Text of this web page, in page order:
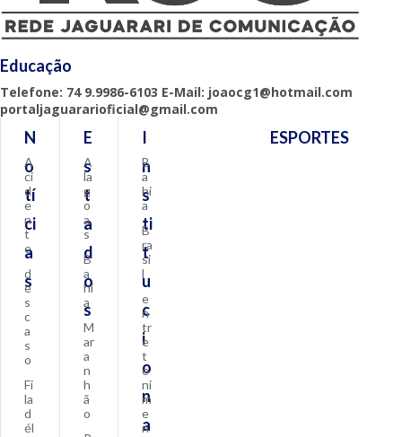
Educação
Telefone: 74 9.9986-6103 E-Mail: joaocg1@hotmail.com
portaljaguararioficial@gmail.com
N
o
tí
ci
a
s
A
ci
d
e
n
t
e
d
e
s
c
a
s
o
Fi
la
d
él
E
s
t
a
d
o
s
A
la
g
o
a
s
B
a
hi
a
M
ar
a
n
h
ã
o
I
n
s
ti
t
u
c
i
o
n
a
B
a
hi
a
B
ra
si
l
e
n
tr
e
t
e
ni
m
e
n
ESPORTES